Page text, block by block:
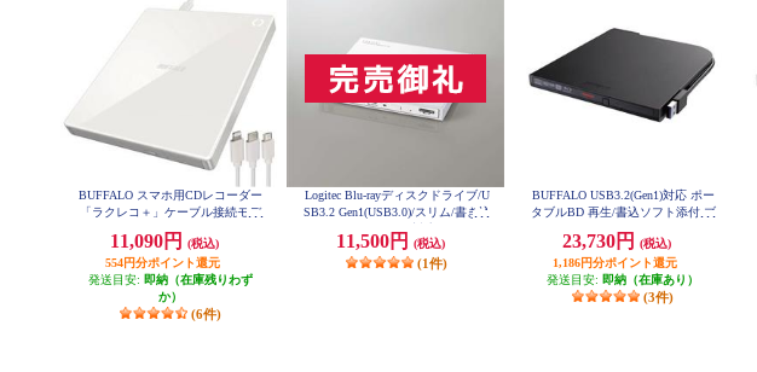
BUFFALO スマホ用CDレコーダー
「ラクレコ＋」ケーブル接続モデ
11,090円
(税込)
554円分ポイント還元
発送目安: 即納（在庫残りわず
か）
(6件)
Logitec Blu-rayディスクドライブ/U
SB3.2 Gen1(USB3.0)/スリム/書き込
LBD-PWA6U3LWH
11,500円 (税込)
(1件)
BUFFALO USB3.2(Gen1)対応 ポー
タブルBD 再生/書込ソフト添付 ブ
23,730円
(税込)
1,186円分ポイント還元
発送目安: 即納（在庫あり）
(3件)